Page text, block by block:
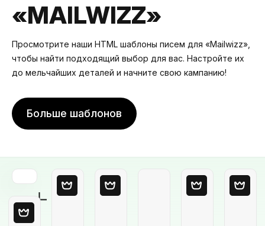
«MAILWIZZ»
Просмотрите наши HTML шаблоны писем для «Mailwizz»,
чтобы найти подходящий выбор для вас. Настройте их
до мельчайших деталей и начните свою кампанию!
Больше шаблонов